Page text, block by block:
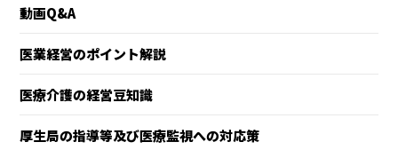
動画Q&A
医業経営のポイント解説
医療介護の経営豆知識
厚生局の指導等及び医療監視への対応策